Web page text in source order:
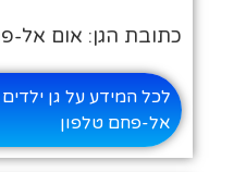
כתובת הגן: אום אל-
לכל המידע על גן
אל-פחם טלפון